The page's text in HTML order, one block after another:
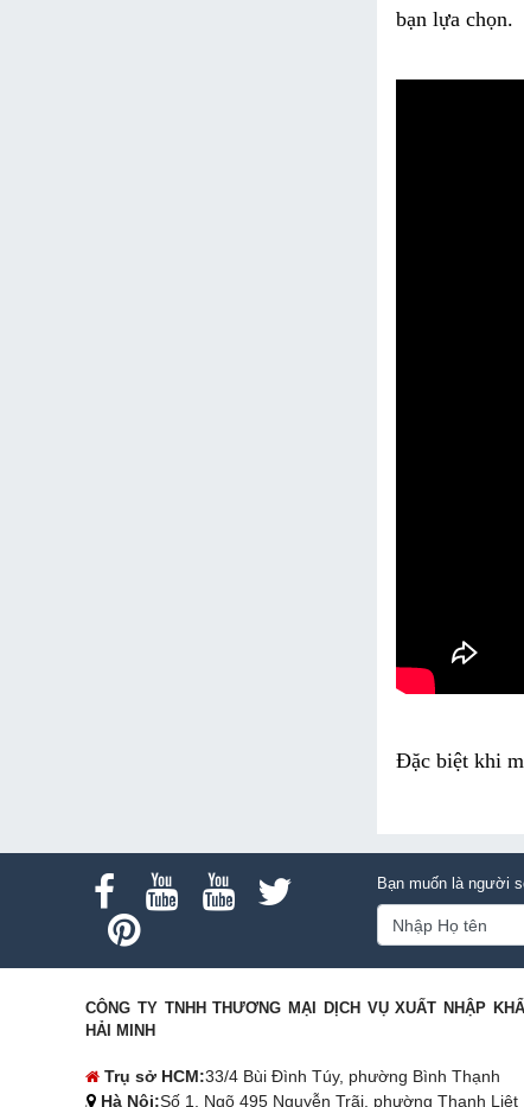
bạn lựa chọn.
Đặc biệt khi
Bạn muốn là người
CÔNG TY TNHH THƯƠNG MẠI DỊCH VỤ XUẤT NHẬP
HẢI MINH
Trụ sở HCM:33/4 Bùi Đình Túy, phường Bình Thạnh
Hà Nội:Số 1, Ngõ 495 Nguyễn Trãi, phường Thanh Liệt